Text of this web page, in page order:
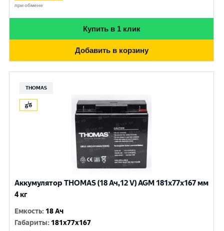
при обмене
Купить в 1 клик
Добавить в корзину
THOMAS
Аккумулятор THOMAS (18 Ач,12 V) AGM 181x77x167 мм
4 кг
Емкость: 18 Ач
Габариты: 181x77x167